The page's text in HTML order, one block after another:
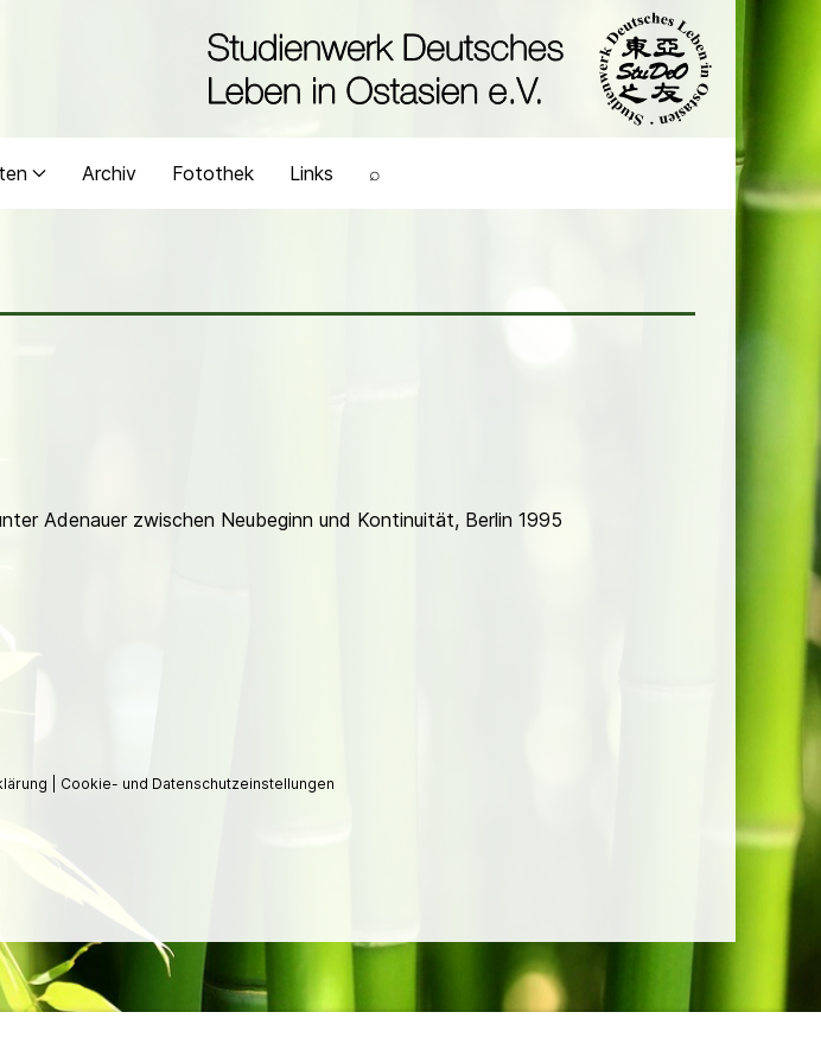
Archiv Fotothek Links ⌕
Adenauer zwischen Neubeginn und Kontinuität, Berlin 1995
Cookie- und Datenschutzeinstellungen